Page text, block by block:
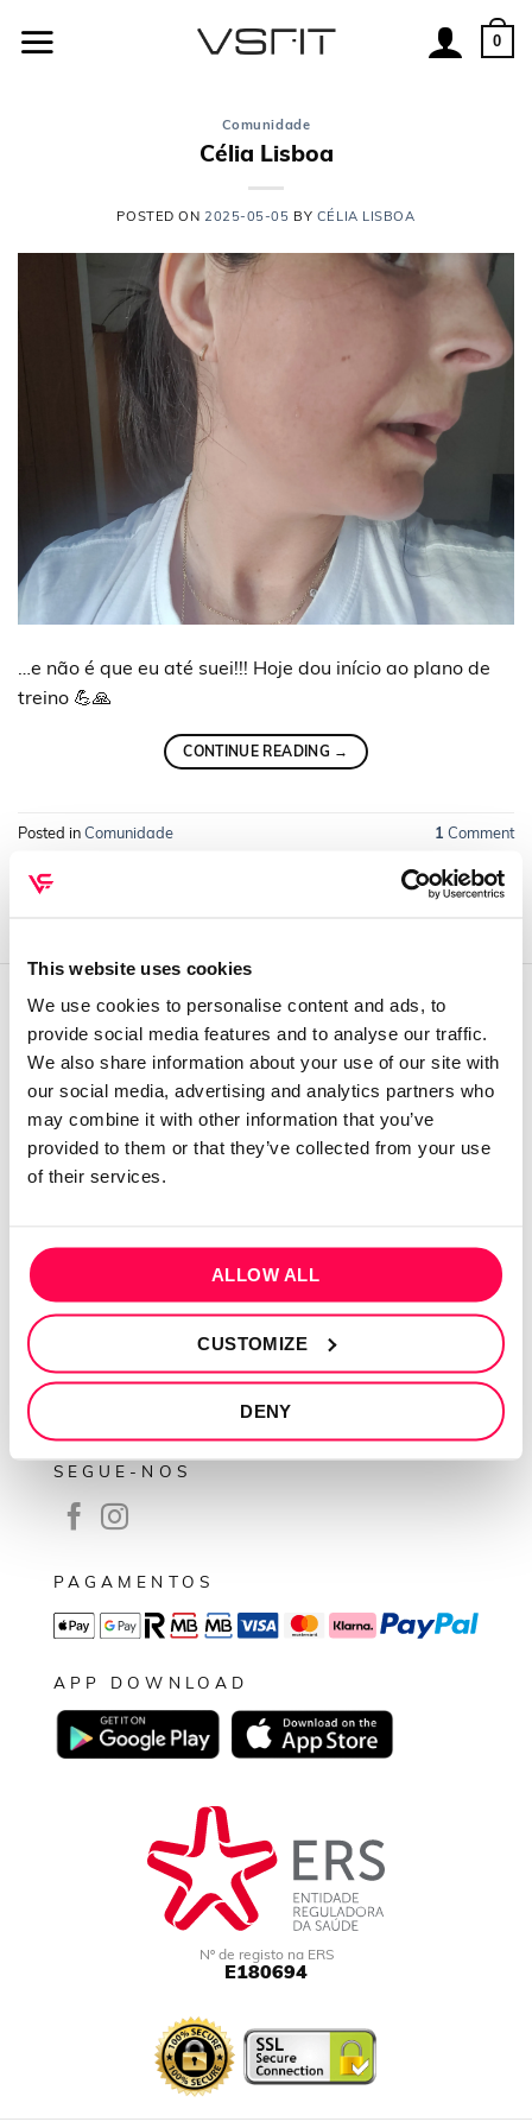
This website uses cookies
We use cookies to personalise content and ads, to
provide social media features and to analyse our traffic.
We also share information about your use of our site with
our social media, advertising and analytics partners who
may combine it with other information that you’ve
provided to them or that they’ve collected from your use
of their services.
ALLOW ALL
CUSTOMIZE
DENY
0
Comunidade
Célia Lisboa
POSTED ON 2025-05-05 BY CÉLIA LISBOA
…e não é que eu até suei!!! Hoje dou início ao plano de
treino 💪🙏
CONTINUE READING →
Posted inComunidade 1 Comment
QUEM SOMOS
Contactos
Conta cliente
INFORMAÇÕES
Termos e condições
Resolução de conflitos
SEGUE-NOS
PAGAMENTOS
APP DOWNLOAD
Nº de registo na ERS
E180694